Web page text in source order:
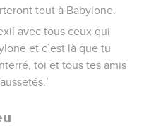
tout à Babylone.
avec tous ceux qui
et c’est là que tu
toi et tous tes amis